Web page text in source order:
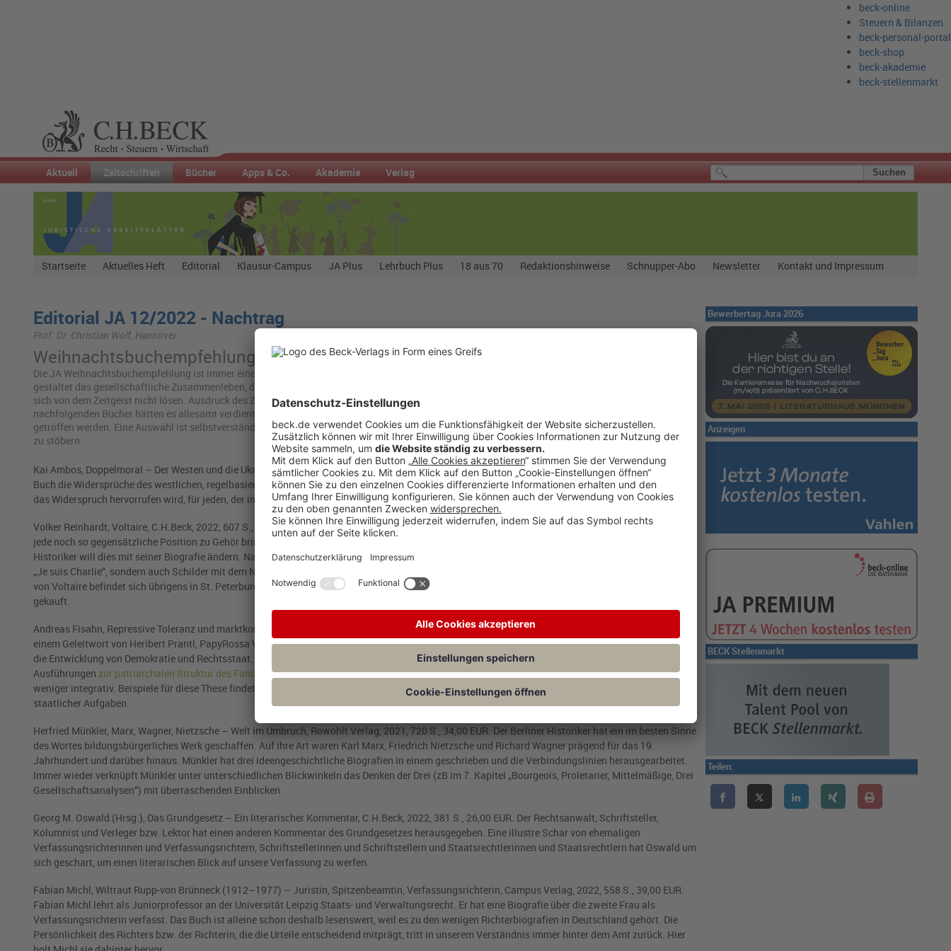
beck-online
Steuern & Bilanzen
beck-personal-portal
beck-shop
beck-akademie
beck-stellenmarkt
Aktuell Zeitschriften Bücher Apps & Co. Akademie Verlag
Startseite Aktuelles Heft Editorial Klausur-Campus JA Plus Lehrbuch Plus 18 aus 70 Redaktionshinweise Schnupper-Abo Newsletter Kontakt und Impressum
Editorial JA 12/2022 - Nachtrag
Prof. Dr. Christian Wolf, Hannover
Weihnachtsbuchempfehlung der JA 2022 – Ergänzungsliste
Die JA Weihnachtsbuchempfehlung ist immer eine subjektive Auswahl. Ausgewählt werden in der Regel Bücher, die 2022 erschienen sind. Recht
gestaltet das gesellschaftliche Zusammenleben, das gesellschaftliche Zusammenleben gestaltet aber auch Recht. Die Interpretation des Rechts lässt
sich von dem Zeitgeist nicht lösen. Ausdruck des Zeitgeistes sind nicht nur Bücher zu aktuellen Fragen, sondern immer auch der Blick zurück. Die
nachfolgenden Bücher hätten es allesamt verdient, in die Weihnachtsbuchempfehlung aufgenommen zu werden, allerdings musste eine Auswahl
getroffen werden. Eine Auswahl ist selbstverständlich auch diese Liste, zugleich soll die Liste aber auch eine Ermutigung sein, in einer Buchhandlung
zu stöbern.
Kai Ambos, Doppelmoral – Der Westen und die Ukraine, Westend Verlag, 2022, 96 S., 15,00 EUR. Der Göttinger Völkerstrafrechtler hat in einem kurzen
Buch die Widersprüche des westlichen, regelbasierten Völkerrechtsverständnisses und die daraus resultierende Ukraine-Politik beschrieben. Ein Buch,
das Widerspruch hervorrufen wird, für jeden, der in der gegenwertigen Diskussion eine plurale Diskussion vermisst, ein Muss.
Volker Reinhardt, Voltaire, C.H.Beck, 2022, 607 S., 32,00 EUR. Voltaire, der große Freigeist des 18. Jahrhunderts, der Kämpfer gegen jede Ideologie, der
jede noch so gegensätzliche Position zu Gehör bringen wollte, der radikale unerbittliche Aufklärer, ist uns unbekannt geworden. Der Schweizer
Historiker will dies mit seiner Biografie ändern. Nach dem Anschlag auf Charlie Hebdo trugen die Demonstranten nicht nur Anstecker mit den Worten:
„Je suis Charlie“, sondern auch Schilder mit dem Namen Voltaire. Wie viele können mit dem Namen Voltaire aber noch etwas verbinden? Die Bibliothek
von Voltaire befindet sich übrigens in St. Peterburg in der Russischen Nationalbibliothek, von Katharina der Großen nach dem Tod von Voltaire
gekauft.
Andreas Fisahn, Repressive Toleranz und marktkonforme Demokratie, Zur Entwicklung von Rechtsstaat und Demokratie in der Bundesrepublik mit
einem Geleitwort von Heribert Prantl, PapyRossa Verlag, 2021, 709 S., 39,00 EUR. Der Bielefelder Rechtsphilosoph und Staatsrechtslehrer untersucht
die Entwicklung von Demokratie und Rechtsstaat. Seine These ist, dass der Rechtsstaat liberaler geworden ist. So lesen sich zB mit Gewinn die
Ausführungen zur patriarchalen Struktur des Familienrechts. Im Gegensatz zu einem sich liberaler entwickelnden Rechtsstaat wurde die Demokratie
weniger integrativ. Beispiele für diese These findet Fisahn im Zusammenspiel von EU und nationalem Recht oder in der Privatisierung klassischer
staatlicher Aufgaben.
Herfried Münkler, Marx, Wagner, Nietzsche – Welt im Umbruch, Rowohlt Verlag, 2021, 720 S., 34,00 EUR. Der Berliner Historiker hat ein im besten Sinne
des Wortes bildungsbürgerliches Werk geschaffen. Auf ihre Art waren Karl Marx, Friedrich Nietzsche und Richard Wagner prägend für das 19.
Jahrhundert und darüber hinaus. Münkler hat drei ideengeschichtliche Biografien in einem geschrieben und die Verbindungslinien herausgearbeitet.
Immer wieder verknüpft Münkler unter unterschiedlichen Blickwinkeln das Denken der Drei (zB im 7. Kapitel „Bourgeois, Proletarier, Mittelmäßige, Drei
Gesellschaftsanalysen“) mit überraschenden Einblicken.
Georg M. Oswald (Hrsg.), Das Grundgesetz – Ein literarischer Kommentar, C.H.Beck, 2022, 381 S., 26,00 EUR. Der Rechtsanwalt, Schriftsteller,
Kolumnist und Verleger bzw. Lektor hat einen anderen Kommentar des Grundgesetzes herausgegeben. Eine illustre Schar von ehemaligen
Verfassungsrichterinnen und Verfassungsrichtern, Schriftstellerinnen und Schriftstellern und Staatsrechtlerinnen und Staatsrechtlern hat Oswald um
sich geschart, um einen literarischen Blick auf unsere Verfassung zu werfen.
Fabian Michl, Wiltraut Rupp-von Brünneck (1912–1977) – Juristin, Spitzenbeamtin, Verfassungsrichterin, Campus Verlag, 2022, 558 S., 39,00 EUR.
Fabian Michl lehrt als Juniorprofessor an der Universität Leipzig Staats- und Verwaltungsrecht. Er hat eine Biografie über die zweite Frau als
Verfassungsrichterin verfasst. Das Buch ist alleine schon deshalb lesenswert, weil es zu den wenigen Richterbiografien in Deutschland gehört. Die
Persönlichkeit des Richters bzw. der Richterin, die die Urteile entscheidend mitprägt, tritt in unserem Verständnis immer hinter dem Amt zurück. Hier
Bewerbertag Jura 2026
Anzeigen
BECK Stellenmarkt
Teilen: